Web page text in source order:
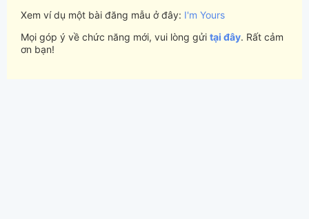
Xem ví dụ một bài đăng mẫu ở đây: I'm Yours
Mọi góp ý về chức năng mới, vui lòng gửi tại đây. Rất cảm
ơn bạn!